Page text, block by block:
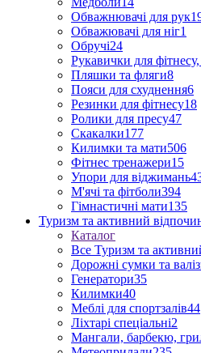
Обважнювачі для рук
Обважювачі для ніг1
Обручі24
Рукавички для
Пляшки та фляги8
Пояси для схуднення6
Резинки для фітнесу18
Ролики для пресу47
Скакалки177
Килимки та мати506
Фітнес тренажери15
Упори для віджимань
М'ячі та фітболи394
Гімнастичні мати135
Туризм та активний
Каталог
Все Туризм та
Дорожні сумки та
Генератори35
Килимки40
Меблі для спортзалів44
Ліхтарі спеціальні2
Мангали, барбекю,